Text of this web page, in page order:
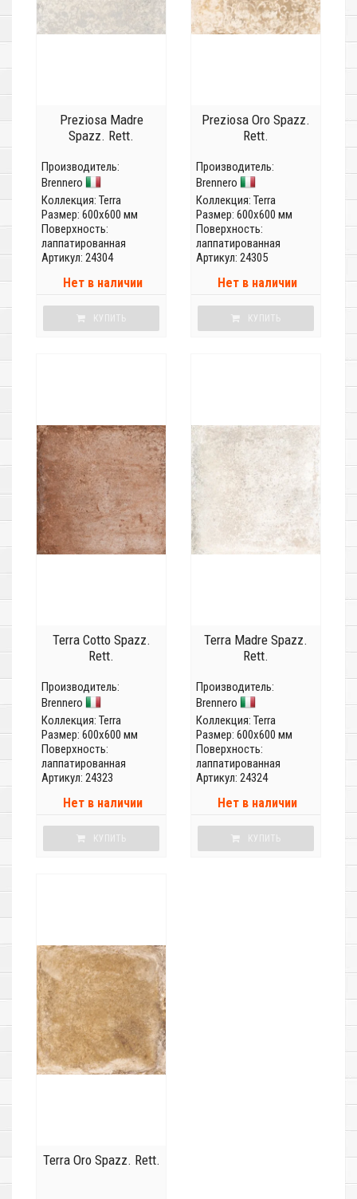
Preziosa Madre
Spazz. Rett.
Производитель:
Brennero
Коллекция: Terra
Размер: 600x600 мм
Поверхность:
лаппатированная
Артикул: 24304
Нет в наличии
КУПИТЬ
Preziosa Oro Spazz.
Rett.
Производитель:
Brennero
Коллекция: Terra
Размер: 600x600 мм
Поверхность:
лаппатированная
Артикул: 24305
Нет в наличии
КУПИТЬ
Terra Cotto Spazz.
Rett.
Производитель:
Brennero
Коллекция: Terra
Размер: 600x600 мм
Поверхность:
лаппатированная
Артикул: 24323
Нет в наличии
КУПИТЬ
Terra Madre Spazz.
Rett.
Производитель:
Brennero
Коллекция: Terra
Размер: 600x600 мм
Поверхность:
лаппатированная
Артикул: 24324
Нет в наличии
КУПИТЬ
Terra Oro Spazz. Rett.